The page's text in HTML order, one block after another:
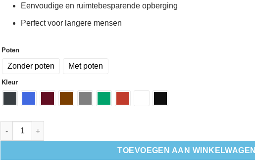
Eenvoudige en ruimtebesparende opberging
Perfect voor langere mensen
Poten
Zonder poten Met poten
Kleur
Allegro® Stretch Reformer- Balanced Body aantal
TOEVOEGEN AAN WINKELWAGEN